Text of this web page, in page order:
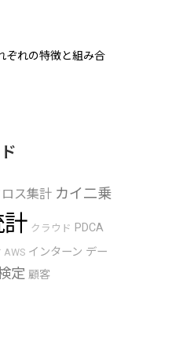
ぞれの特徴と組み合
ロス集計 カイ二乗
クラウド PDCA
AWS インターン デー
定 顧客